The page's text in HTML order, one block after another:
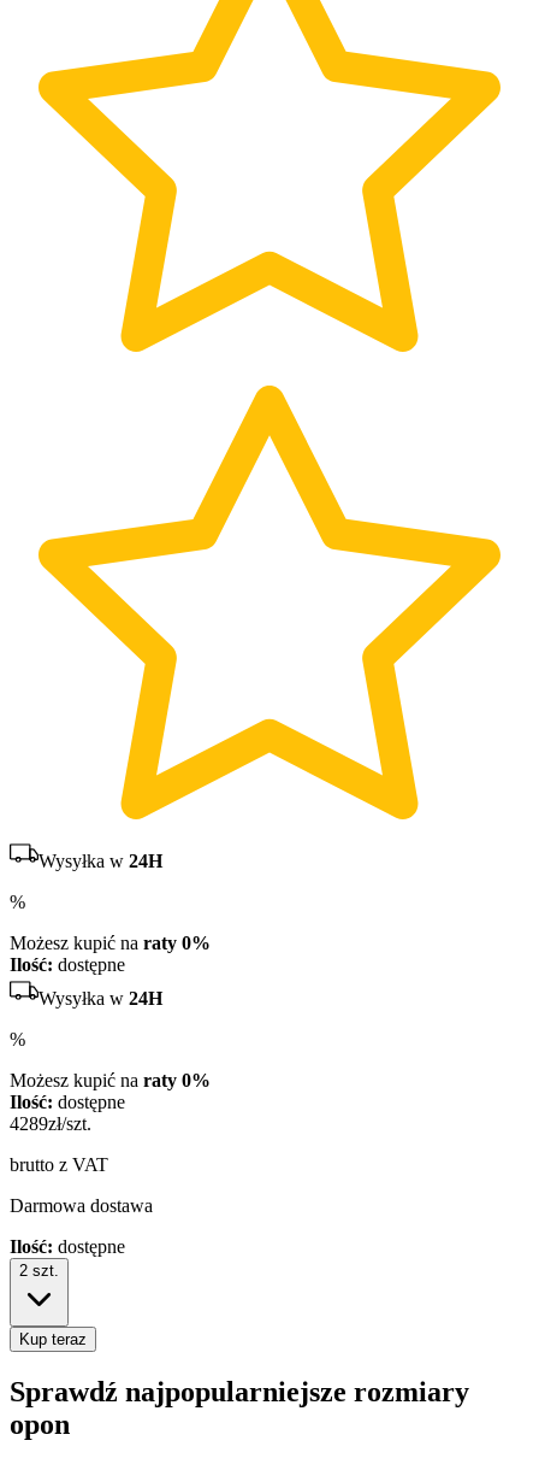
Wysyłka w 24H
%
Możesz kupić na raty 0%
Ilość: dostępne
Wysyłka w 24H
%
Możesz kupić na raty 0%
Ilość: dostępne
4289zł/szt.
brutto z VAT
Darmowa dostawa
Ilość: dostępne
2 szt.
Kup teraz
Sprawdź najpopularniejsze rozmiary
opon